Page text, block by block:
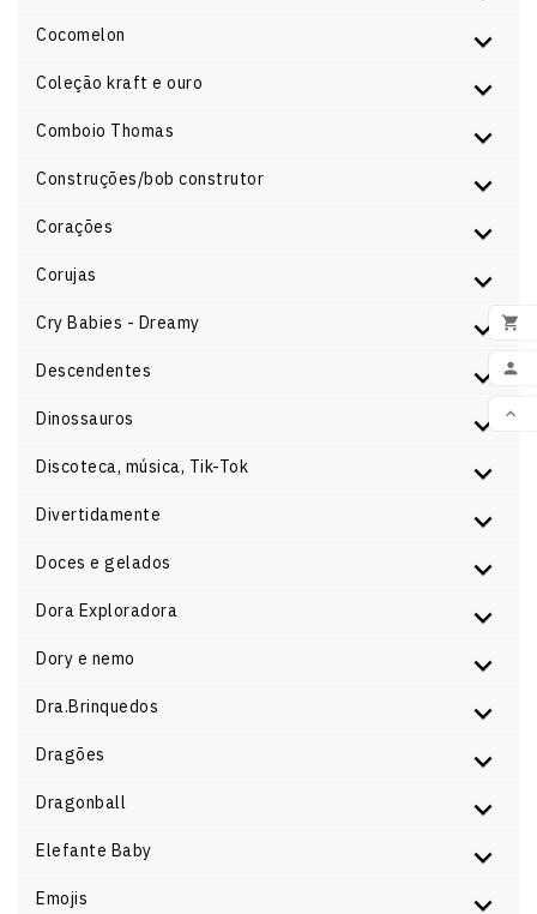



Cocomelon
Coleção kraft e ouro
Comboio Thomas
Construções/bob construtor
Corações
Corujas
Cry Babies - Dreamy
Descendentes
Dinossauros
Discoteca, música, Tik-Tok
Divertidamente
Doces e gelados
Dora Exploradora
Dory e nemo
Dra.Brinquedos
Dragões
Dragonball
Elefante Baby
Emojis